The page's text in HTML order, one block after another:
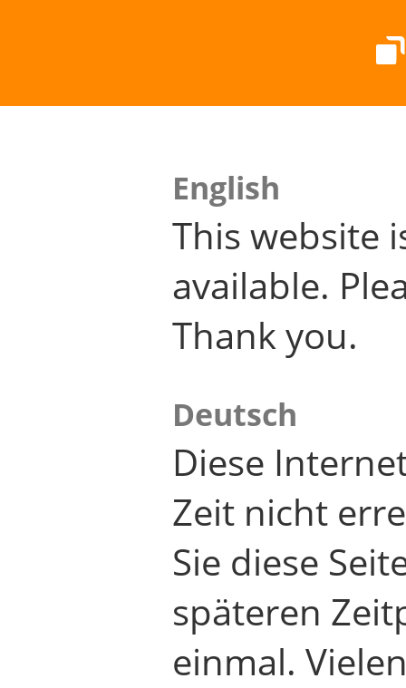
English
This website
available.
Thank you.
Deutsch
Diese
Zeit nicht
Sie diese
späteren
einmal.